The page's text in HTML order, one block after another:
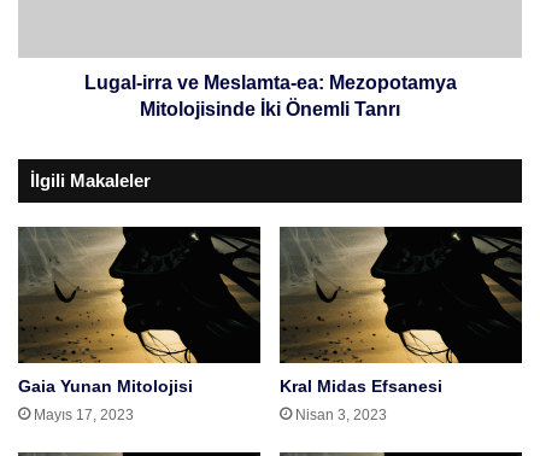
Önemli
Lugal-irra ve Meslamta-ea: Mezopotamya
Mitolojisinde İki Önemli Tanrı
İlgili Makaleler
Gaia Yunan Mitolojisi
Mayıs 17, 2023
Kral Midas Efsanesi
Nisan 3, 2023